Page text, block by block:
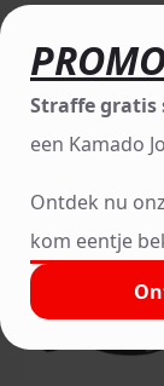
Straffe
een Kamado
Ontdek nu
kom eentje